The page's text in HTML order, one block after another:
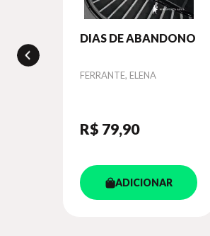
DIAS DE ABANDONO
Autor
FERRANTE, ELENA
R$ 79,90
ADICIONAR